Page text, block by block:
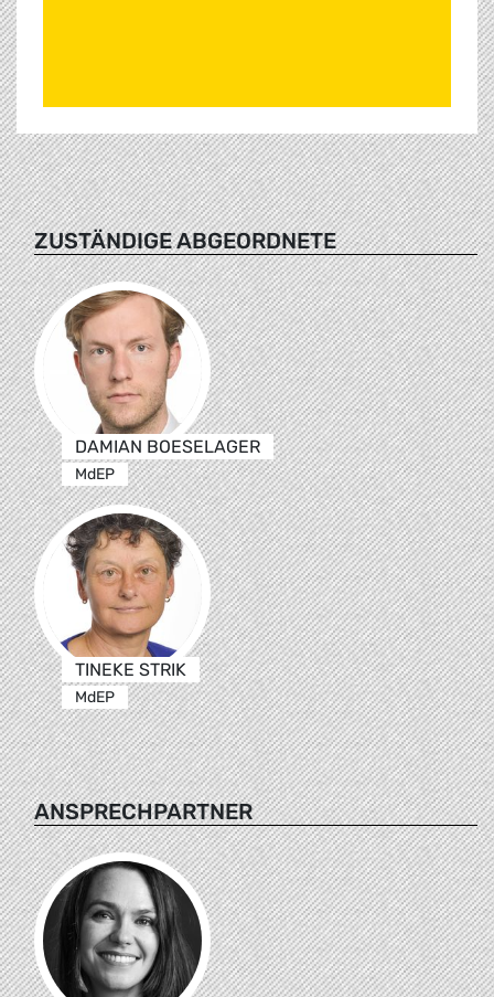
ZUSTÄNDIGE ABGEORDNETE
DAMIAN BOESELAGER
MdEP
TINEKE STRIK
MdEP
ANSPRECHPARTNER